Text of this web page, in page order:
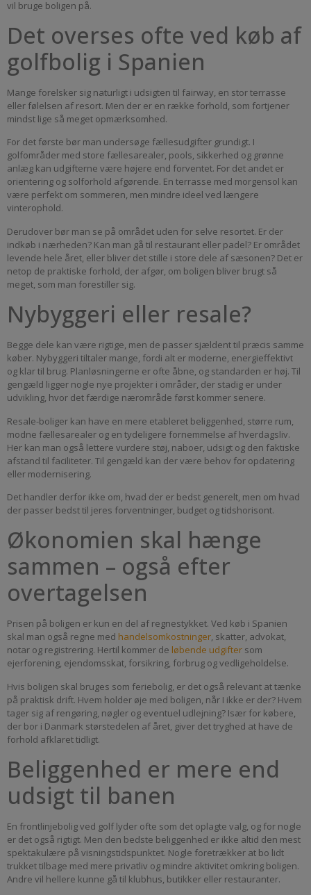
vil bruge boligen på.
Det overses ofte ved køb af
golfbolig i Spanien
Mange forelsker sig naturligt i udsigten til fairway, en stor terrasse
eller følelsen af resort. Men der er en række forhold, som fortjener
mindst lige så meget opmærksomhed.
For det første bør man undersøge fællesudgifter grundigt. I
golfområder med store fællesarealer, pools, sikkerhed og grønne
anlæg kan udgifterne være højere end forventet. For det andet er
orientering og solforhold afgørende. En terrasse med morgensol kan
være perfekt om sommeren, men mindre ideel ved længere
vinterophold.
Derudover bør man se på området uden for selve resortet. Er der
indkøb i nærheden? Kan man gå til restaurant eller padel? Er området
levende hele året, eller bliver det stille i store dele af sæsonen? Det er
netop de praktiske forhold, der afgør, om boligen bliver brugt så
meget, som man forestiller sig.
Nybyggeri eller resale?
Begge dele kan være rigtige, men de passer sjældent til præcis samme
køber. Nybyggeri tiltaler mange, fordi alt er moderne, energieffektivt
og klar til brug. Planløsningerne er ofte åbne, og standarden er høj. Til
gengæld ligger nogle nye projekter i områder, der stadig er under
udvikling, hvor det færdige nærområde først kommer senere.
Resale-boliger kan have en mere etableret beliggenhed, større rum,
modne fællesarealer og en tydeligere fornemmelse af hverdagsliv.
Her kan man også lettere vurdere støj, naboer, udsigt og den faktiske
afstand til faciliteter. Til gengæld kan der være behov for opdatering
eller modernisering.
Det handler derfor ikke om, hvad der er bedst generelt, men om hvad
der passer bedst til jeres forventninger, budget og tidshorisont.
Økonomien skal hænge
sammen – også efter
overtagelsen
Prisen på boligen er kun en del af regnestykket. Ved køb i Spanien
skal man også regne med handelsomkostninger, skatter, advokat,
notar og registrering. Hertil kommer de løbende udgifter som
ejerforening, ejendomsskat, forsikring, forbrug og vedligeholdelse.
Hvis boligen skal bruges som feriebolig, er det også relevant at tænke
på praktisk drift. Hvem holder øje med boligen, når I ikke er der? Hvem
tager sig af rengøring, nøgler og eventuel udlejning? Især for købere,
der bor i Danmark størstedelen af året, giver det tryghed at have de
forhold afklaret tidligt.
Beliggenhed er mere end
udsigt til banen
En frontlinjebolig ved golf lyder ofte som det oplagte valg, og for nogle
er det også rigtigt. Men den bedste beliggenhed er ikke altid den mest
spektakulære på visningstidspunktet. Nogle foretrækker at bo lidt
trukket tilbage med mere privatliv og mindre aktivitet omkring boligen.
Andre vil hellere kunne gå til klubhus, butikker eller restauranter.